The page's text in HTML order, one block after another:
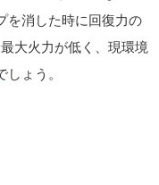
を消した時に回復力の
大火力が低く、現環境
しょう。